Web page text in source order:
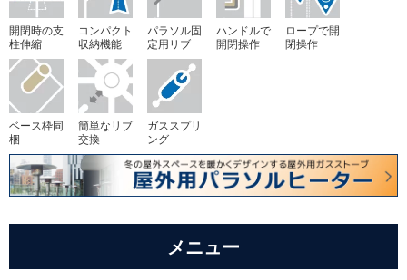
開閉時の支
柱伸縮
コンパクト
収納機能
パラソル固
定用リブ
ハンドルで
開閉操作
ロープで開
閉操作
ベース枠同
梱
簡単なリブ
交換
ガススプリ
ング
メニュー